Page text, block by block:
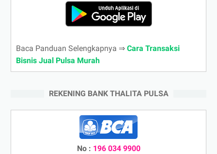
Baca Panduan Selengkapnya ⇒ Cara Transaksi
Bisnis Jual Pulsa Murah
REKENING BANK THALITA PULSA
No : 196 034 9900